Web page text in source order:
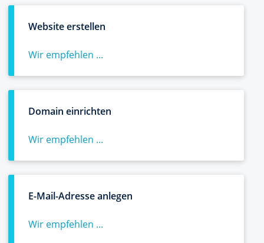
Website erstellen
Wir empfehlen ...
Domain einrichten
Wir empfehlen ...
E-Mail-Adresse anlegen
Wir empfehlen ...